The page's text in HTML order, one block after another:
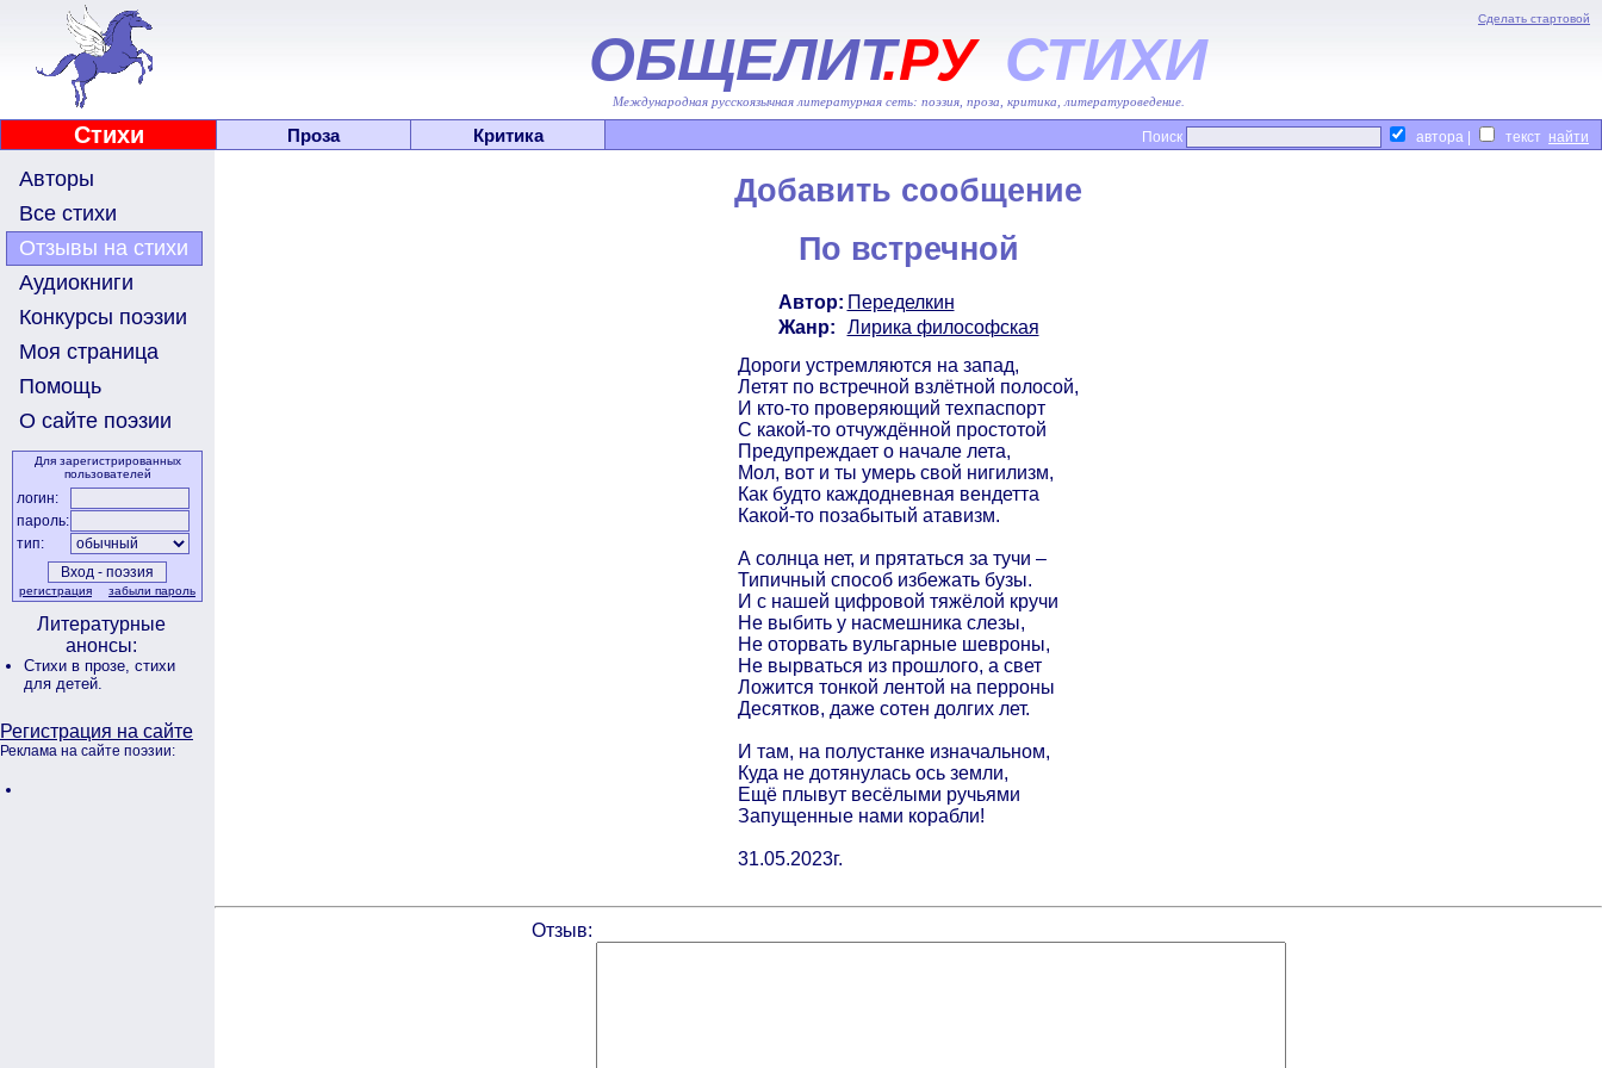
Сделать стартовой
ОБЩЕЛИТ.РУ СТИХИ
Международная русскоязычная литературная сеть: поэзия, проза, критика, литературоведение.
Стихи Проза Критика Поиск автора | текст
Авторы
Все стихи
Отзывы на стихи
Аудиокниги
Конкурсы поэзии
Моя страница
Помощь
О сайте поэзии
Для зарегистрированных
пользователей
логин:
пароль:
тип:
регистрация забыли пароль
Литературные
анонсы:
Стихи в прозе, стихи
для детей.
Регистрация на сайте
Реклама на сайте поэзии:
Добавить сообщение
По встречной
Автор: Переделкин
Жанр:
Лирика философская
Дороги устремляются на запад,
Летят по встречной взлётной полосой,
И кто-то проверяющий техпаспорт
С какой-то отчуждённой простотой
Предупреждает о начале лета,
Мол, вот и ты умерь свой нигилизм,
Как будто каждодневная вендетта
Какой-то позабытый атавизм.
А солнца нет, и прятаться за тучи –
Типичный способ избежать бузы.
И с нашей цифровой тяжёлой кручи
Не выбить у насмешника слезы,
Не оторвать вульгарные шевроны,
Не вырваться из прошлого, а свет
Ложится тонкой лентой на перроны
Десятков, даже сотен долгих лет.
И там, на полустанке изначальном,
Куда не дотянулась ось земли,
Ещё плывут весёлыми ручьями
Запущенные нами корабли!
31.05.2023г.
Отзыв: